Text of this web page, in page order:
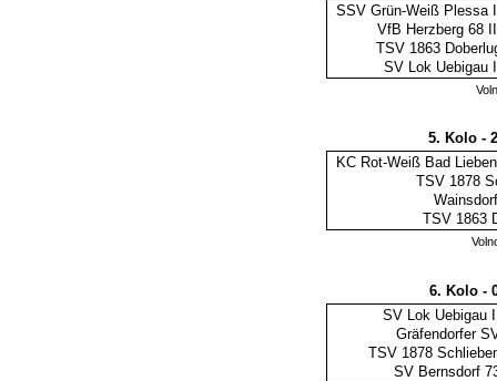
SSV Grün-Weiß Plessa
VfB Herzberg 68
TSV 1863
SV Lok Uebigau
5. Kolo -
KC Rot-Weiß Bad
TSV 1878
TSV 1863
6. Kolo -
SV Lok Uebigau
Gräfendorfer
TSV 1878
SV Bernsdorf